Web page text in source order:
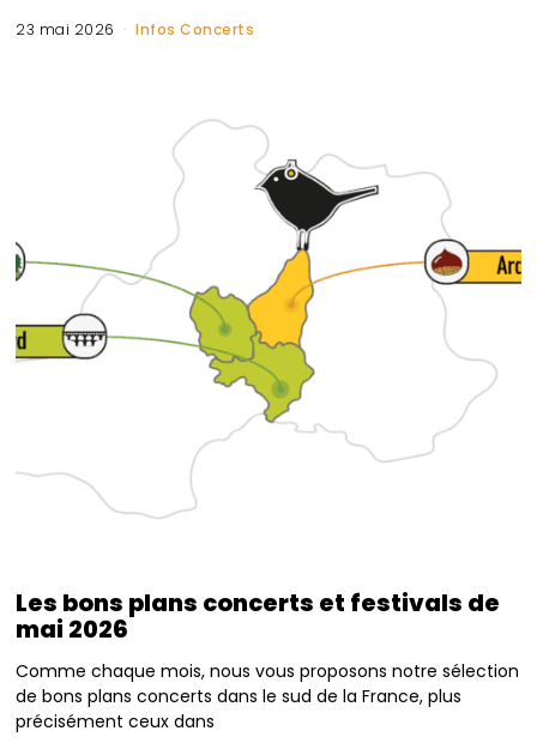
23 mai 2026 Infos Concerts
Les bons plans concerts et festivals de
mai 2026
Comme chaque mois, nous vous proposons notre sélection
de bons plans concerts dans le sud de la France, plus
précisément ceux dans